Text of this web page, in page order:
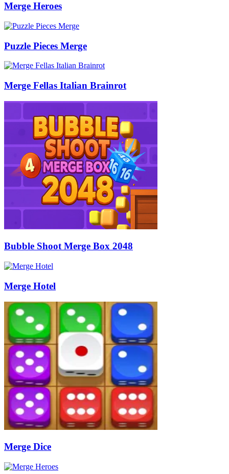
Merge Heroes
Puzzle Pieces Merge
Merge Fellas Italian Brainrot
Bubble Shoot Merge Box 2048
Merge Hotel
Merge Dice